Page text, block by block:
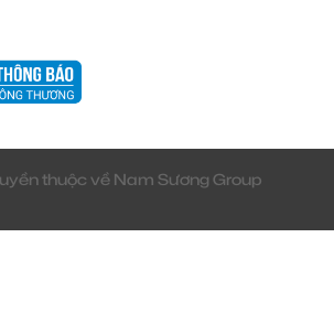
thuộc về Nam Sương Group